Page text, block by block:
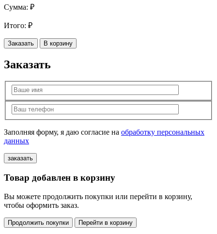
Сумма: ₽
Итого: ₽
Заказать В корзину
Заказать
Заполняя форму, я даю согласие на обработку персональных
данных
Товар добавлен в корзину
Вы можете продолжить покупки или перейти в корзину,
чтобы оформить заказ.
Продолжить покупки Перейти в корзину